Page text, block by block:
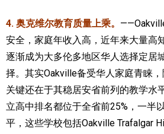
4. 奥克维尔教育质量上乘。
安全，家庭年收入高，近年来大量高
逐渐成为大多伦多地区华人选择定居
择。其实Oakville备受华人家庭青睐，
关键还在于其稳居安省前列的教学水
立高中排名都位于全省前25%，一半
平，这些学校包括Oakville Trafalgar